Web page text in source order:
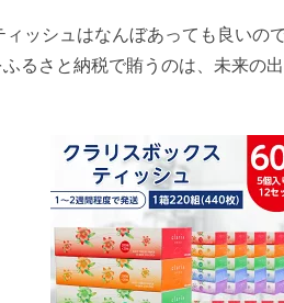
ッシュはなんぼあっても良いの
るさと納税で賄うのは、未来の